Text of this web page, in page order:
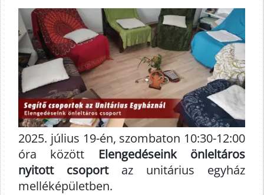
2025. július 19-én, szombaton 10:30-12:00
óra között Elengedéseink önleltáros
nyitott csoportaz unitárius egyház
melléképületben.